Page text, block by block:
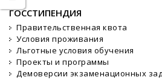
ГОССТИПЕНДИЯ
Правительственная квота
Условия проживания
Льготные условия обучения
Проекты и программы
Демоверсии экзаменационных